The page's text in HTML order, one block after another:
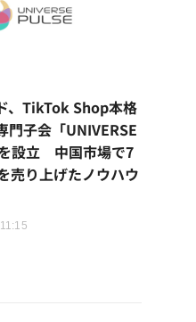
、TikTok Shop本格
門子会「UNIVERSE
設立 中国市場で7
売り上げたノウハウ